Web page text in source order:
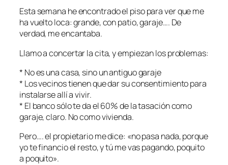
Esta semana he encontrado el piso para ver que me
ha vuelto loca: grande, con patio, garaje…. De
verdad, me encantaba.
Llamo a concertar la cita, y empiezan los problemas:
* No es una casa, sino un antiguo garaje
* Los vecinos tienen que dar su consentimiento para
instalarse allí a vivir.
* El banco sólo te da el 60% de la tasación como
garaje, claro. No como vivienda.
Pero…. el propietario me dice: «no pasa nada, porque
yo te financio el resto, y tú me vas pagando, poquito
a poquito».